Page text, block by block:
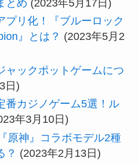
とめ (2023年5月17日)
プリ化！『ブルーロック
』とは？ (2023年5月2
ャックポットゲームにつ
日)
番カジノゲーム5選！ル
年3月10日)
原神』コラボモデル2種
？ (2023年2月13日)